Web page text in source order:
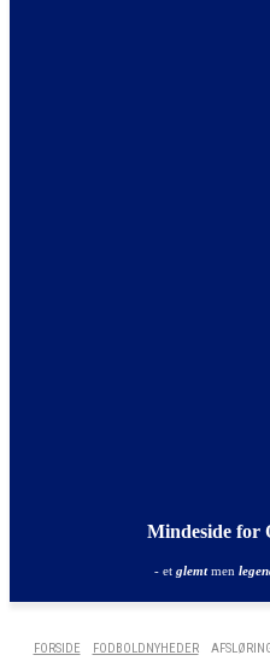
Mindeside for
- et glemtmen
FORSIDE FODBOLDNYHEDER